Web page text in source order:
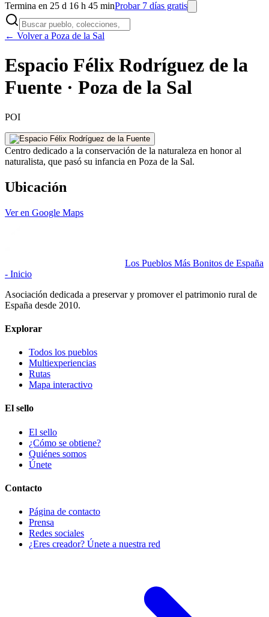
Termina en 25 d 16 h 45 minProbar 7 días gratis
← Volver a Poza de la Sal
Espacio Félix Rodríguez de la
Fuente · Poza de la Sal
POI
Centro dedicado a la conservación de la naturaleza en honor al
naturalista, que pasó su infancia en Poza de la Sal.
Ubicación
Ver en Google Maps
Los Pueblos Más Bonitos de España
- Inicio
Asociación dedicada a preservar y promover el patrimonio rural de
España desde 2010.
Explorar
Todos los pueblos
Multiexperiencias
Rutas
Mapa interactivo
El sello
El sello
¿Cómo se obtiene?
Quiénes somos
Únete
Contacto
Página de contacto
Prensa
Redes sociales
¿Eres creador? Únete a nuestra red